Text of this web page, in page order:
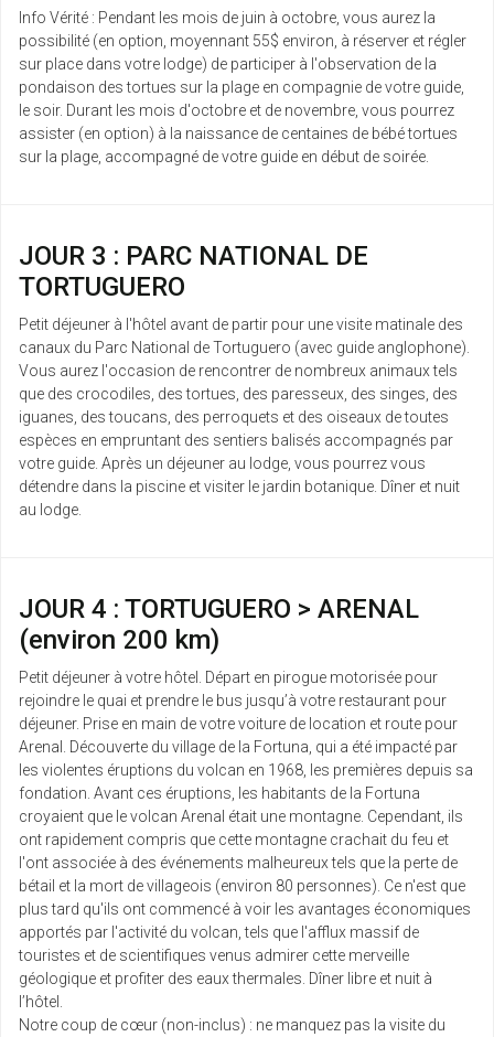
Info Vérité : Pendant les mois de juin à octobre, vous aurez la
possibilité (en option, moyennant 55$ environ, à réserver et régler
sur place dans votre lodge) de participer à l'observation de la
pondaison des tortues sur la plage en compagnie de votre guide,
le soir. Durant les mois d'octobre et de novembre, vous pourrez
assister (en option) à la naissance de centaines de bébé tortues
sur la plage, accompagné de votre guide en début de soirée.
JOUR 3 : PARC NATIONAL DE
TORTUGUERO
Petit déjeuner à l'hôtel avant de partir pour une visite matinale des
canaux du Parc National de Tortuguero (avec guide anglophone).
Vous aurez l'occasion de rencontrer de nombreux animaux tels
que des crocodiles, des tortues, des paresseux, des singes, des
iguanes, des toucans, des perroquets et des oiseaux de toutes
espèces en empruntant des sentiers balisés accompagnés par
votre guide. Après un déjeuner au lodge, vous pourrez vous
détendre dans la piscine et visiter le jardin botanique. Dîner et nuit
au lodge.
JOUR 4 : TORTUGUERO > ARENAL
(environ 200 km)
Petit déjeuner à votre hôtel. Départ en pirogue motorisée pour
rejoindre le quai et prendre le bus jusqu’à votre restaurant pour
déjeuner. Prise en main de votre voiture de location et route pour
Arenal. Découverte du village de la Fortuna, qui a été impacté par
les violentes éruptions du volcan en 1968, les premières depuis sa
fondation. Avant ces éruptions, les habitants de la Fortuna
croyaient que le volcan Arenal était une montagne. Cependant, ils
ont rapidement compris que cette montagne crachait du feu et
l'ont associée à des événements malheureux tels que la perte de
bétail et la mort de villageois (environ 80 personnes). Ce n'est que
plus tard qu'ils ont commencé à voir les avantages économiques
apportés par l'activité du volcan, tels que l'afflux massif de
touristes et de scientifiques venus admirer cette merveille
géologique et profiter des eaux thermales. Dîner libre et nuit à
l’hôtel.
Notre coup de cœur (non-inclus) : ne manquez pas la visite du